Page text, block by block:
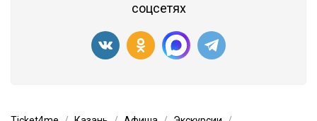
соцсетях